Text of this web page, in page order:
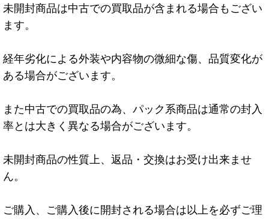
未開封商品は中古での買取品が含まれる場合もござい
ます。
経年劣化による外装や内容物の微細な傷、品質変化が
ある場合がございます。
また中古での買取品の為、パック系商品は通常の封入
率とは大きく異なる場合がございます。
未開封商品の性質上、返品・交換はお受け出来ませ
ん。
ご購入、ご購入後に開封される場合は以上を必ずご理